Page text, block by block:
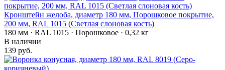
Кронштейн желоба, диаметр 180 мм, Порошковое покрытие,
200 мм, RAL 1015 (Светлая слоновая кость)
180 мм · RAL 1015 · Порошковое · 0,32 кг
В наличии
139 руб.